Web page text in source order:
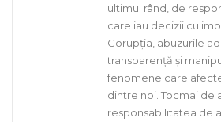
ultimul rând, de
care iau decizii cu
Corupția, abuzurile
transparență și
fenomene care
dintre noi. Tocmai de
responsabilitatea de